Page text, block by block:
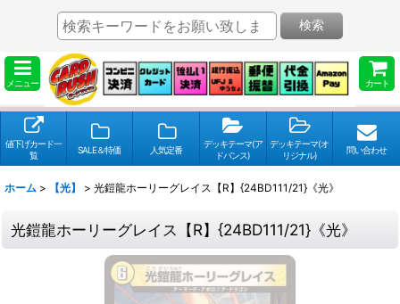
メニュー カート
検索
値下げカード一
覧
SALE＆特価 人気定番
デッキテーマ(ア
ドバンス)
デッキテーマ(オ
リジナル)
問い合わせ
ホーム > 【光】 > 光鎧龍ホーリーグレイス【R】{24BD111/21}《光》
光鎧龍ホーリーグレイス【R】{24BD111/21}《光》